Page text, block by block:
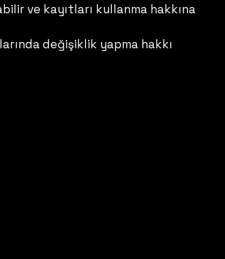
ve kayıtları kullanma hakkına
değişiklik yapma hakkı